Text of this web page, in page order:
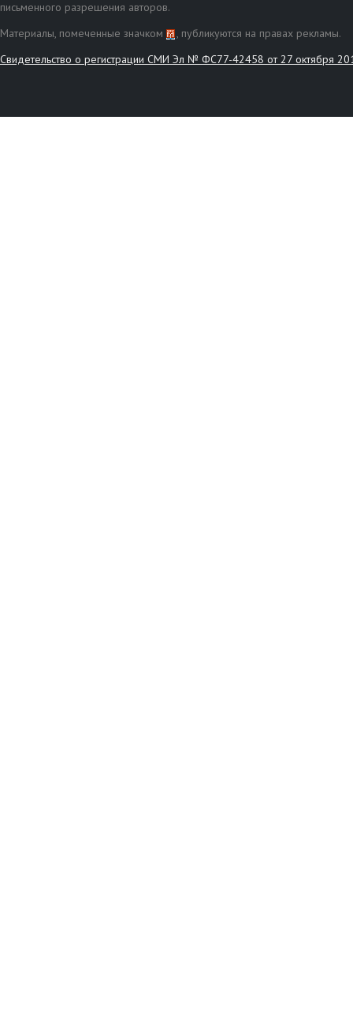
письменного разрешения авторов.
Материалы, помеченные значком
, публикуются на правах рекламы.
Свидетельство о регистрации СМИ Эл № ФС77-42458 от 27 октября